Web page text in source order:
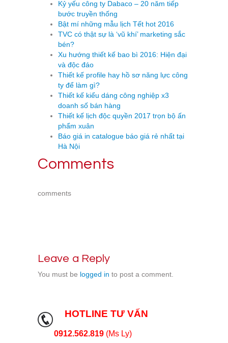
Kỷ yếu công ty Dabaco – 20 năm tiếp
bước truyền thống
Bật mí những mẫu lịch Tết hot 2016
TVC có thật sự là ‘vũ khí’ marketing sắc
bén?
Xu hướng thiết kế bao bì 2016: Hiện đại
và độc đáo
Thiết kế profile hay hồ sơ năng lực công
ty để làm gì?
Thiết kế kiểu dáng công nghiệp x3
doanh số bán hàng
Thiết kế lịch độc quyền 2017 trọn bộ ấn
phẩm xuân
Báo giá in catalogue báo giá rẻ nhất tại
Hà Nội
Comments
comments
Leave a Reply
You must be logged in to post a comment.
HOTLINE TƯ VẤN
0912.562.819 (Ms Ly)